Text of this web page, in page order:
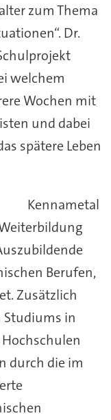
zum Thema
Dr.
welchem
Wochen mit
und dabei
spätere Leben
Kennametal
Berufen,
Zusätzlich
in
durch die im